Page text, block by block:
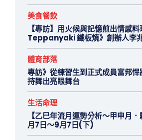
美食餐飲
【專訪】用火候與記憶煎出情感
Teppanyaki 鐵板燒》創辦人李
體育部落
專訪》從練習生到正式成員富邦
持舞出亮眼舞台
生活命理
【乙巳年流月運勢分析～甲申月
月7日～9月7日(下)